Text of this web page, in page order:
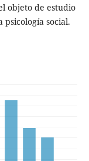
objeto de estudio
social.